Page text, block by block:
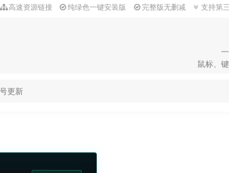
高速资源链接 纯绿色一键安装版 完整版无删减 支持第
鼠标、
更新